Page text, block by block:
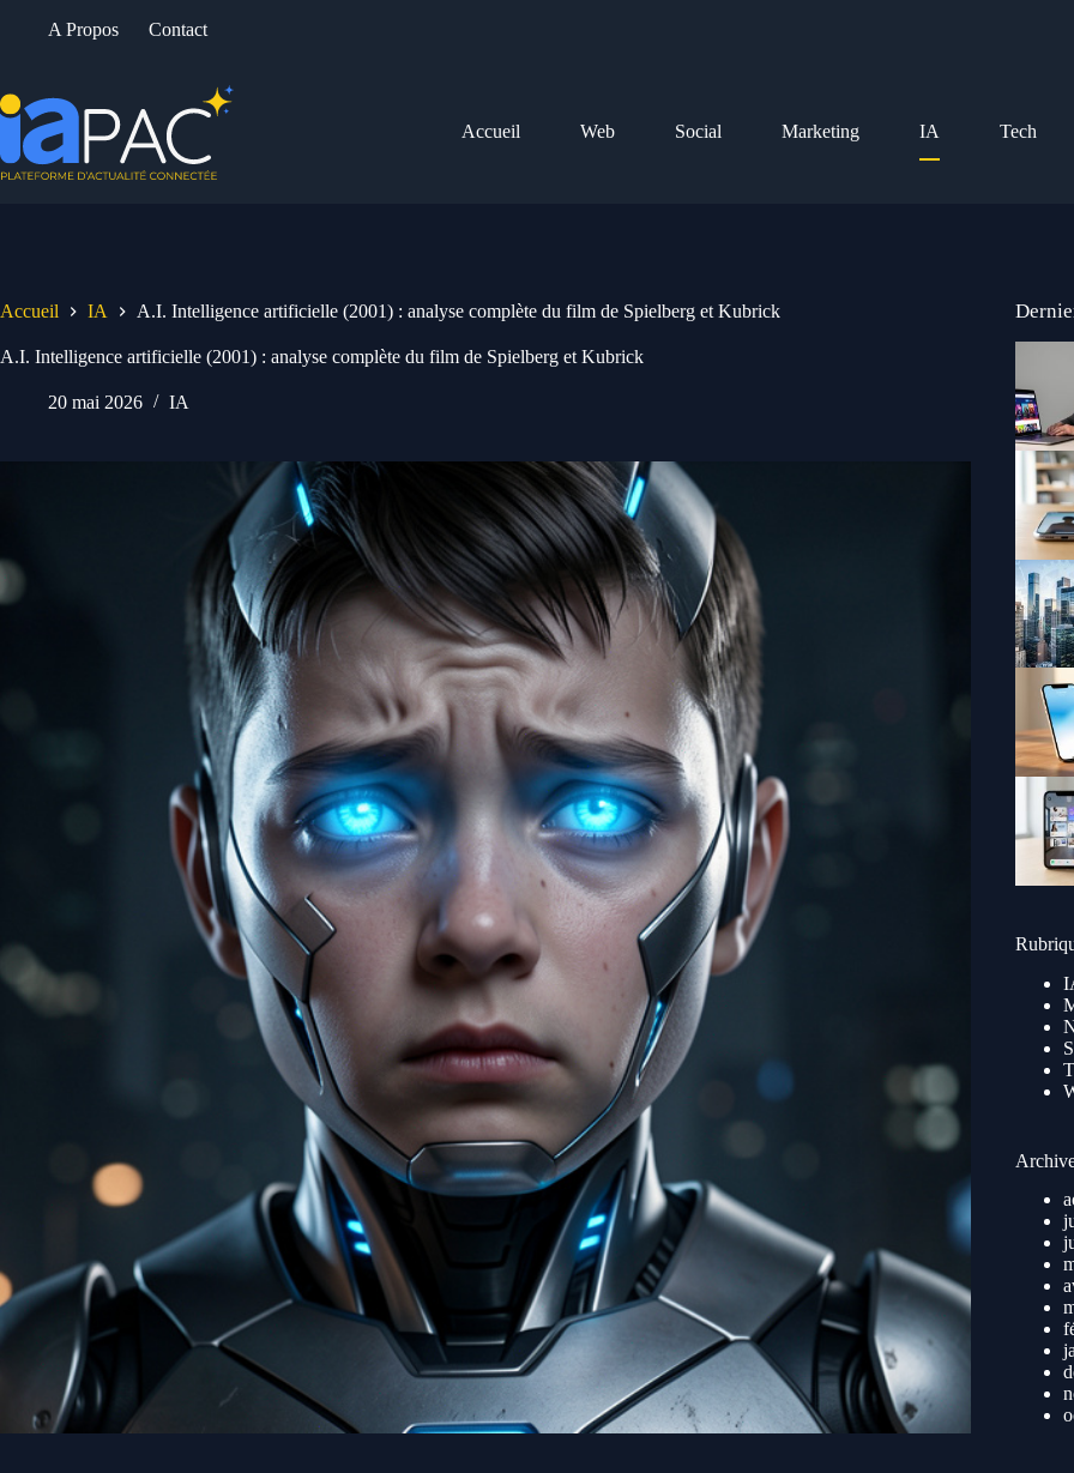
A Propos Contact
Accueil Web Social Marketing IA Tech
Accueil IA A.I. Intelligence artificielle (2001) : analyse complète du film de Spielberg et Kubrick
A.I. Intelligence artificielle (2001) : analyse complète du film de Spielberg et Kubrick
20 mai 2026 IA